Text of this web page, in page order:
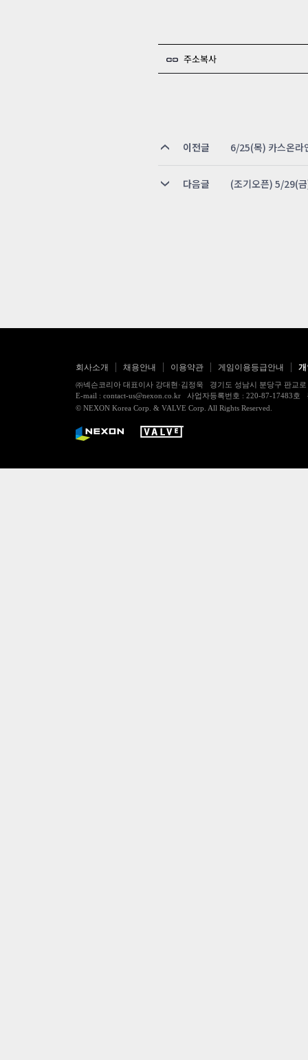
주소복사
이전글 6/25(목) 카스온라
다음글 (조기오픈) 5/29(
회사소개 채용안내 이용약관 게임이용등급안내
㈜넥슨코리아 대표이사 강대현·김정욱 경기도 성남시 분당구 판교
E-mail : contact-us@nexon.co.kr 사업자등록번호 : 220-87-17483
© NEXON Korea Corp. & VALVE Corp. All Rights Reserved.